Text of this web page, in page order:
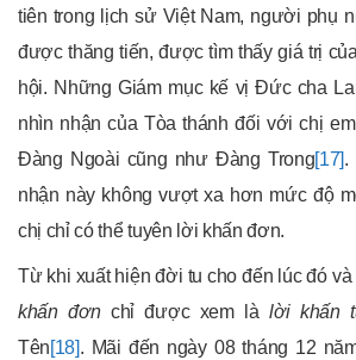
tiên trong lịch sử Việt Nam, người phụ
được thăng tiến, được tìm thấy giá trị
hội. Những Giám mục kế vị Đức cha
nhìn nhận của Tòa thánh đối với chị
Đàng Ngoài cũng như Đàng Trong[17].
nhận này không vượt xa hơn mức độ
chị chỉ có thể tuyên lời khấn đơn.
Từ khi xuất hiện đời tu cho đến lúc đó và
khấn đơnchỉ được xem làlời khấn
Tên[18]. Mãi đến ngày 08 tháng 12